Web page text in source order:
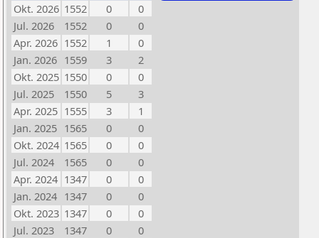
Okt. 2026 1552 0
0
Jul. 2026
1552 0
0
Apr. 2026 1552 1
0
Jan. 2026 1559 3
2
Okt. 2025 1550 0
0
Jul. 2025
1550 5
3
Apr. 2025 1555 3
1
Jan. 2025 1565 0
0
Okt. 2024 1565 0
0
Jul. 2024
1565 0
0
Apr. 2024 1347 0
0
Jan. 2024 1347 0
0
Okt. 2023 1347 0
0
Jul. 2023
1347 0
0